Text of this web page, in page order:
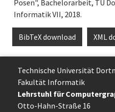
Posen", Bachelorarbeit, TU
Informatik VII, 2018.
BibTeX download XML
Technische Uni­ver­si­tät
Fakultät Informatik
Lehrstuhl für
Otto-Hahn-Straße 16